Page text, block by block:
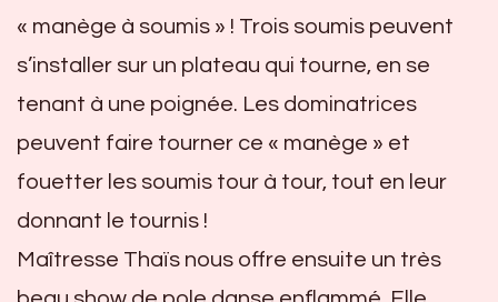
« manège à soumis » ! Trois soumis peuvent
s’installer sur un plateau qui tourne, en se
tenant à une poignée. Les dominatrices
peuvent faire tourner ce « manège » et
fouetter les soumis tour à tour, tout en leur
donnant le tournis !
Maîtresse Thaïs nous offre ensuite un très